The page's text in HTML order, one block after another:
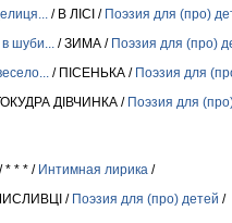
/ В ЛІСІ / Поэзия для (про)
шуби... / ЗИМА / Поэзия для (про)
/ ПІСЕНЬКА / Поэзия для
ДІВЧИНКА / Поэзия для
/ * * * / Интимная лирика /
/ Поэзия для (про) детей /